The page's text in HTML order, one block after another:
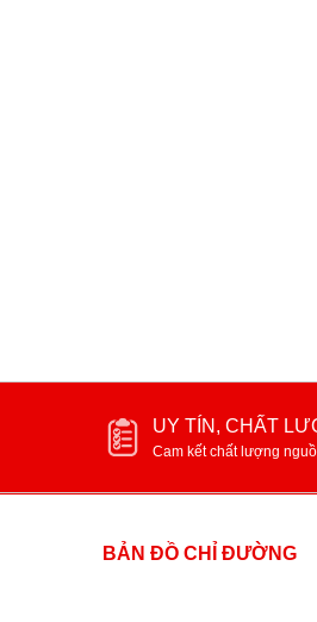
UY TÍN, CHẤT
Cam kết chất lượng
BẢN ĐỒ CHỈ ĐƯỜNG